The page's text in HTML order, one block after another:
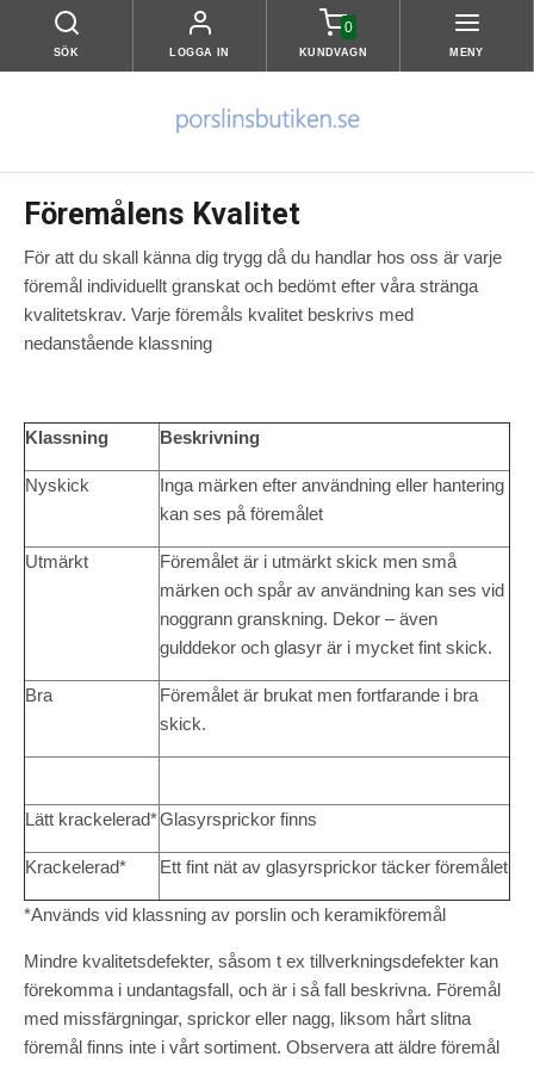
SÖK LOGGA IN
0
KUNDVAGN MENY
Föremålens Kvalitet
För att du skall känna dig trygg då du handlar hos oss är varje
föremål individuellt granskat och bedömt efter våra stränga
kvalitetskrav. Varje föremåls kvalitet beskrivs med
nedanstående klassning
Klassning Beskrivning
Nyskick
Inga märken efter användning eller hantering
kan ses på föremålet
Utmärkt
Föremålet är i utmärkt skick men små
märken och spår av användning kan ses vid
noggrann granskning. Dekor – även
gulddekor och glasyr är i mycket fint skick.
Bra
Föremålet är brukat men fortfarande i bra
skick.
Lätt krackelerad*Glasyrsprickor finns
Krackelerad* Ett fint nät av glasyrsprickor täcker föremålet
*Används vid klassning av porslin och keramikföremål
Mindre kvalitetsdefekter, såsom t ex tillverkningsdefekter kan
förekomma i undantagsfall, och är i så fall beskrivna. Föremål
med missfärgningar, sprickor eller nagg, liksom hårt slitna
föremål finns inte i vårt sortiment. Observera att äldre föremål